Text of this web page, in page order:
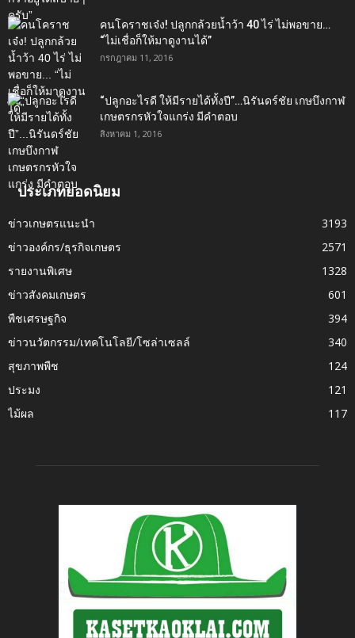
คนโคราชเจ๋ง! ปลูกกล้วยน้ำว้า 40 ไร่ ไม่พอขาย…
“ไม่เชื่อก็ให้มาดูงานได้”‬
กรกฎาคม 11, 2016
“ปลูกอะไรดี ให้มีรายได้ทั้งปี”…นิรันดร์ชัย เกษบึงกาฬ
เกษตรกรหัวใจแกร่ง มีคำตอบ
สิงหาคม 1, 2016
ประเภทยอดนิยม
ข่าวเกษตรแนะนำ
3193
ข่าวองค์กร/ธุรกิจเกษตร
2571
รายงานพิเศษ
1328
ข่าวสังคมเกษตร
601
พืชเศรษฐกิจ
394
ข่าวนวัตกรรม/เทคโนโลยี/โซล่าเซลล์
340
สุขภาพพืช
124
ประมง
121
ไม้ผล
117